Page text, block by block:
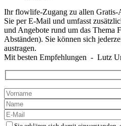
Ihr flowlife-Zugang zu allen Gratis-
Sie per E-Mail und umfasst
und Angebote rund um das Thema
Abständen). Sie können sich
austragen.
Mit besten Empfehlungen - Lutz